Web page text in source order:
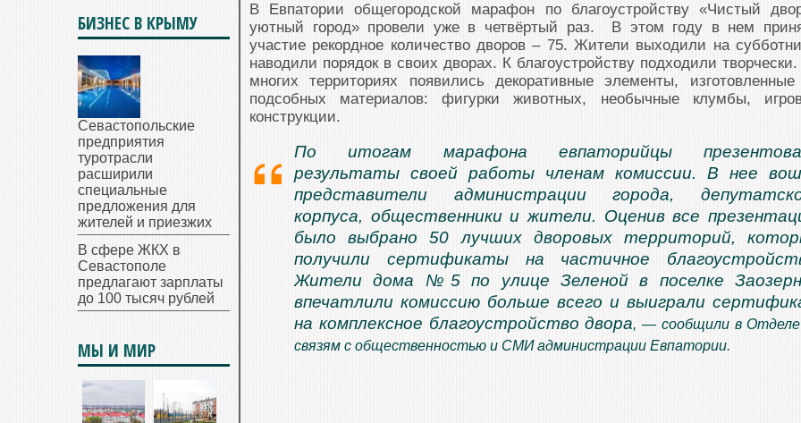
В Евпатории общегородской марафон по благоустройству «Чистый
уютный город» провели уже в четвёртый раз. В этом году в нем
участие рекордное количество дворов – 75. Жители выходили на
наводили порядок в своих дворах. К благоустройству подходили
многих территориях появились декоративные элементы,
подсобных материалов: фигурки животных, необычные клумбы,
конструкции.
По итогам марафона евпаторийцы
результаты своей работы членам комиссии. В нее
представители администрации города,
корпуса, общественники и жители. Оценив все
было выбрано 50 лучших дворовых территорий,
получили сертификаты на частичное
Жители дома №5 по улице Зеленой в поселке
впечатлили комиссию больше всего и выиграли
на комплексное благоустройство двора, — сообщили в
связям с общественностью и СМИ администрации Евпатории.
БИЗНЕС В КРЫМУ
Севастопольские
предприятия
туротрасли
расширили
специальные
предложения для
жителей и приезжих
В сфере ЖКХ в
Севастополе
предлагают зарплаты
до 100 тысяч рублей
МЫ И МИР